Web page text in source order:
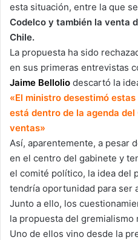
esta situación, entre la que
Codelco y también la venta
Chile.
La propuesta ha sido
en sus primeras entrevistas
Jaime Bellolio descartó la
«El ministro desestimó
está dentro de la agenda
ventas»
Así, aparentemente, a pesar
en el centro del gabinete y
el comité político, la idea del
tendría oportunidad para ser
Junto a ello, los
la propuesta del gremialismo
Uno de ellos vino desde la